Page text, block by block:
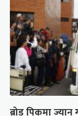
ब्रोड पिकमा